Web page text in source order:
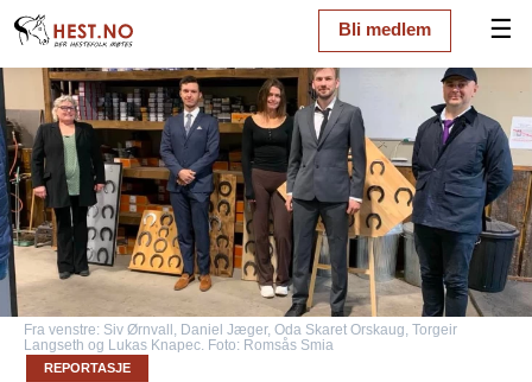
☰
Bli medlem
Fra venstre: Siv Ørnvall, Daniel Jæger, Oda Skaret Orskaug, Torgeir
Langseth og Lukas Knapec. Foto: Romsås Smia
REPORTASJE